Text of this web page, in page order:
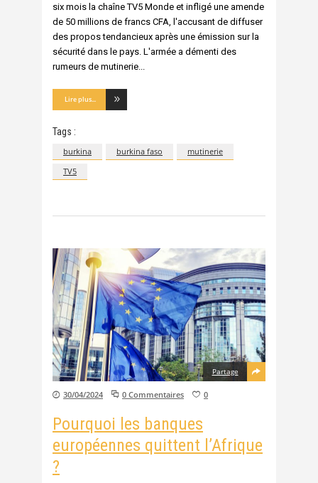
six mois la chaîne TV5 Monde et infligé une amende
de 50 millions de francs CFA, l'accusant de diffuser
des propos tendancieux après une émission sur la
sécurité dans le pays. L'armée a démenti des
rumeurs de mutinerie
Lire plus...
Tags :
burkina burkina faso
mutinerie
TV5
Partage
30/04/2024 0 Commentaires 0
Pourquoi les banques
européennes quittent l’Afrique
?